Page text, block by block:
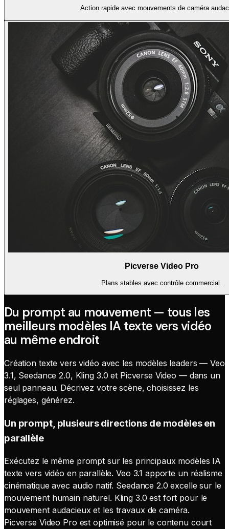
Action rapide avec mouvements de caméra
Picverse Video Pro
Plans stables avec contrôle commercial.
Du prompt au mouvement — tous les
meilleurs modèles IA texte vers vidéo
au même endroit
Création texte vers vidéo avec les modèles leaders — Veo
3.1, Seedance 2.0, Kling 3.0 et Picverse Video — dans un
seul panneau. Décrivez votre scène, choisissez les
réglages, générez.
Un prompt, plusieurs directions de modèles en
parallèle
Exécutez le même prompt sur les principaux modèles IA
texte vers vidéo en parallèle. Veo 3.1 apporte un réalisme
cinématique avec audio natif. Seedance 2.0 excelle sur le
mouvement humain naturel. Kling 3.0 est fort pour le
mouvement audacieux et les travaux de caméra.
Picverse Video Pro est optimisé pour le contenu court